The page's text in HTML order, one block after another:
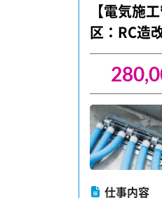
【電気施
区：RC造
仕事内容